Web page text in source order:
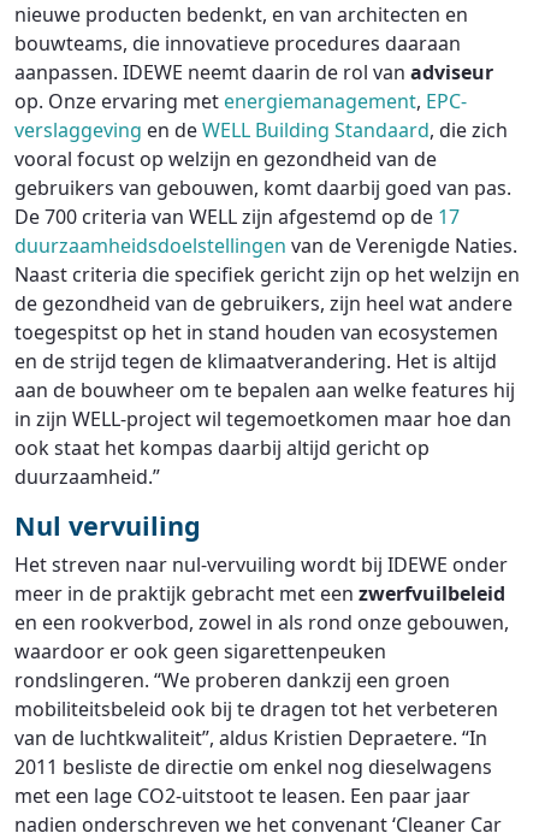
nieuwe producten bedenkt, en van architecten en
bouwteams, die innovatieve procedures daaraan
aanpassen. IDEWE neemt daarin de rol van adviseur
op. Onze ervaring met energiemanagement, EPC-
verslaggeving en deWELL Building Standaard, die zich
vooral focust op welzijn en gezondheid van de
gebruikers van gebouwen, komt daarbij goed van pas.
De 700 criteria van WELL zijn afgestemd op de 17
duurzaamheidsdoelstellingen van de Verenigde Naties.
Naast criteria die specifiek gericht zijn op het welzijn en
de gezondheid van de gebruikers, zijn heel wat andere
toegespitst op het in stand houden van ecosystemen
en de strijd tegen de klimaatverandering. Het is altijd
aan de bouwheer om te bepalen aan welke features hij
in zijn WELL-project wil tegemoetkomen maar hoe dan
ook staat het kompas daarbij altijd gericht op
duurzaamheid.”
Nul vervuiling
Het streven naar nul-vervuiling wordt bij IDEWE onder
meer in de praktijk gebracht met een zwerfvuilbeleid
en een rookverbod, zowel in als rond onze gebouwen,
waardoor er ook geen sigarettenpeuken
rondslingeren. “We proberen dankzij een groen
mobiliteitsbeleid ook bij te dragen tot het verbeteren
van de luchtkwaliteit”, aldus Kristien Depraetere. “In
2011 besliste de directie om enkel nog dieselwagens
met een lage CO2-uitstoot te leasen. Een paar jaar
nadien onderschreven we het convenant ‘Cleaner Car